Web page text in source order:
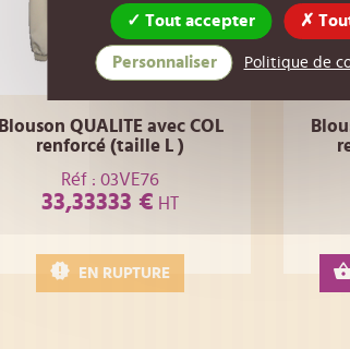
Blouson QUALITE avec COL
renforcé (taille L )
Réf : 03VE76
33,33333 € HT
EN RUPTURE
Tout accepter
Personnaliser Politique de